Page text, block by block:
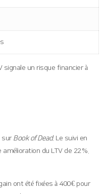
signale un risque financier à
sur Book of Dead. Le suivi en
du LTV de 22 %.
ont été fixées à 400 € pour